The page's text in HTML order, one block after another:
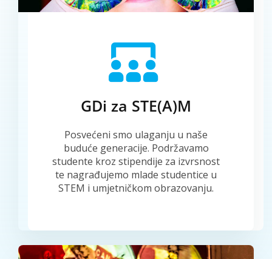
GDi za STE(A)M
Posvećeni smo ulaganju u naše
buduće generacije. Podržavamo
studente kroz stipendije za izvrsnost
te nagrađujemo mlade studentice u
STEM i umjetničkom obrazovanju.